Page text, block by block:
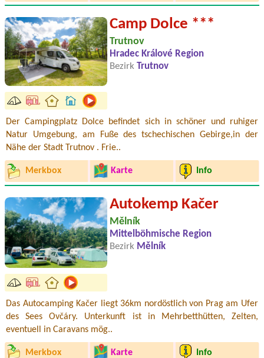
Camp Dolce ***
Trutnov
Hradec Králové Region
Bezirk
Trutnov
Der Campingplatz Dolce befindet sich in schöner und ruhiger
Natur Umgebung, am Fuße des tschechischen Gebirge,in der
Nähe der Stadt Trutnov . Frie..
Merkbox Karte Info
Autokemp Kačer
Mělník
Mittelböhmische Region
Bezirk Mělník
Das Autocamping Kačer liegt 36km nordöstlich von Prag am Ufer
des Sees Ovčáry. Unterkunft ist in Mehrbetthütten, Zelten,
eventuell in Caravans mög..
Merkbox Karte Info